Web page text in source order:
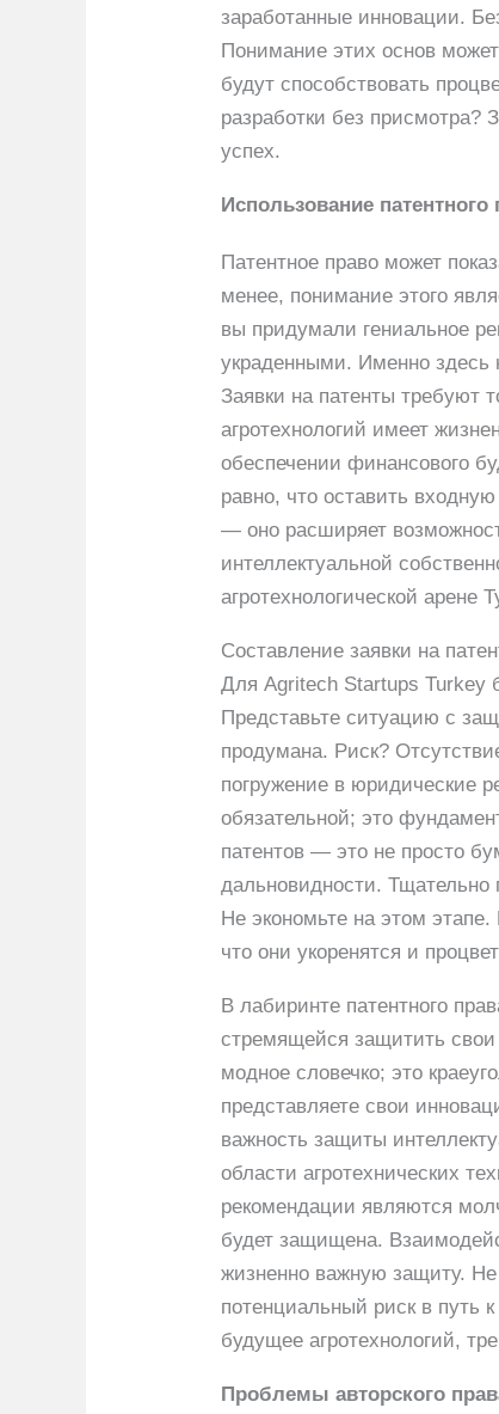
заработанные инновации.
Понимание этих основ
будут способствовать
разработки без присмотра?
успех.
Использование
Патентное право может
менее, понимание этого
вы придумали гениальное
украденными. Именно здесь
Заявки на патенты требуют
агротехнологий имеет
обеспечении финансового
равно, что оставить
— оно расширяет
интеллектуальной
агротехнологической арене
Составление заявки на
Для Agritech Startups Turkey
Представьте ситуацию с
продумана. Риск?
погружение в юридические
обязательной; это
патентов — это не просто
дальновидности. Тщательно
Не экономьте на этом этапе.
что они укоренятся и
В лабиринте патентного
стремящейся защитить свои
модное словечко; это
представляете свои
важность защиты
области агротехнических
рекомендации являются
будет защищена.
жизненно важную защиту.
потенциальный риск в путь
будущее агротехнологий,
Проблемы авторского